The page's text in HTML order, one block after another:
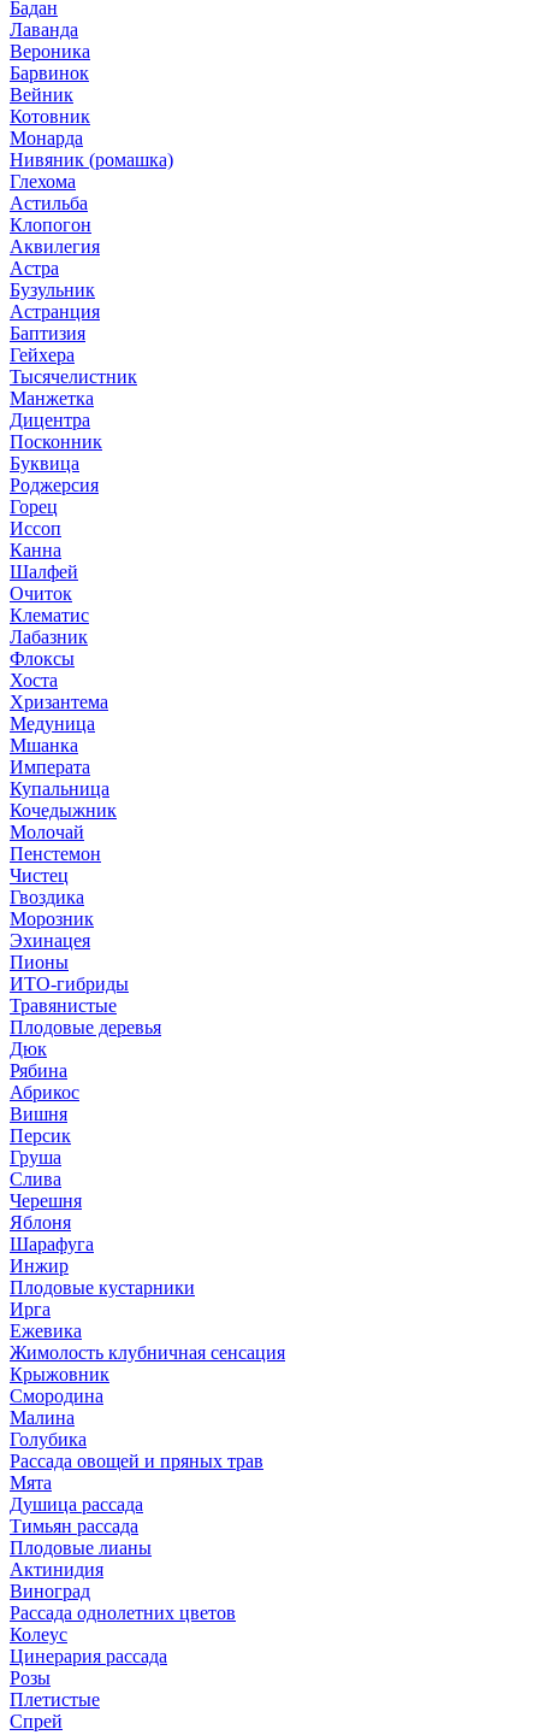
Бадан
Лаванда
Вероника
Барвинок
Вейник
Котовник
Монарда
Нивяник (ромашка)
Глехома
Астильба
Клопогон
Аквилегия
Астра
Бузульник
Астранция
Баптизия
Гейхера
Тысячелистник
Манжетка
Дицентра
Посконник
Буквица
Роджерсия
Горец
Иссоп
Канна
Шалфей
Очиток
Клематис
Лабазник
Флоксы
Хоста
Хризантема
Медуница
Мшанка
Императа
Купальница
Кочедыжник
Молочай
Пенстемон
Чистец
Гвоздика
Морозник
Эхинацея
Пионы
ИТО-гибриды
Травянистые
Плодовые деревья
Дюк
Рябина
Абрикос
Вишня
Персик
Груша
Слива
Черешня
Яблоня
Шарафуга
Инжир
Плодовые кустарники
Ирга
Ежевика
Жимолость клубничная сенсация
Крыжовник
Смородина
Малина
Голубика
Рассада овощей и пряных трав
Мята
Душица рассада
Тимьян рассада
Плодовые лианы
Актинидия
Виноград
Рассада однолетних цветов
Колеус
Цинерария рассада
Розы
Плетистые
Спрей